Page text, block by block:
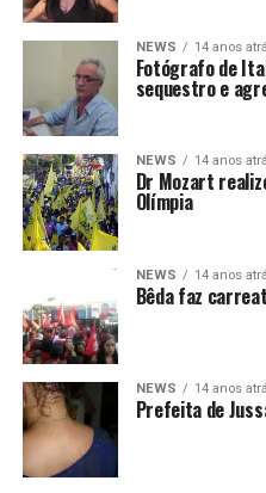
NEWS 14 anos
Fotógrafo de
sequestro e
NEWS 14 anos
Dr Mozart
Olímpia
NEWS 14 anos
Bêda faz
NEWS 14 anos
Prefeita de